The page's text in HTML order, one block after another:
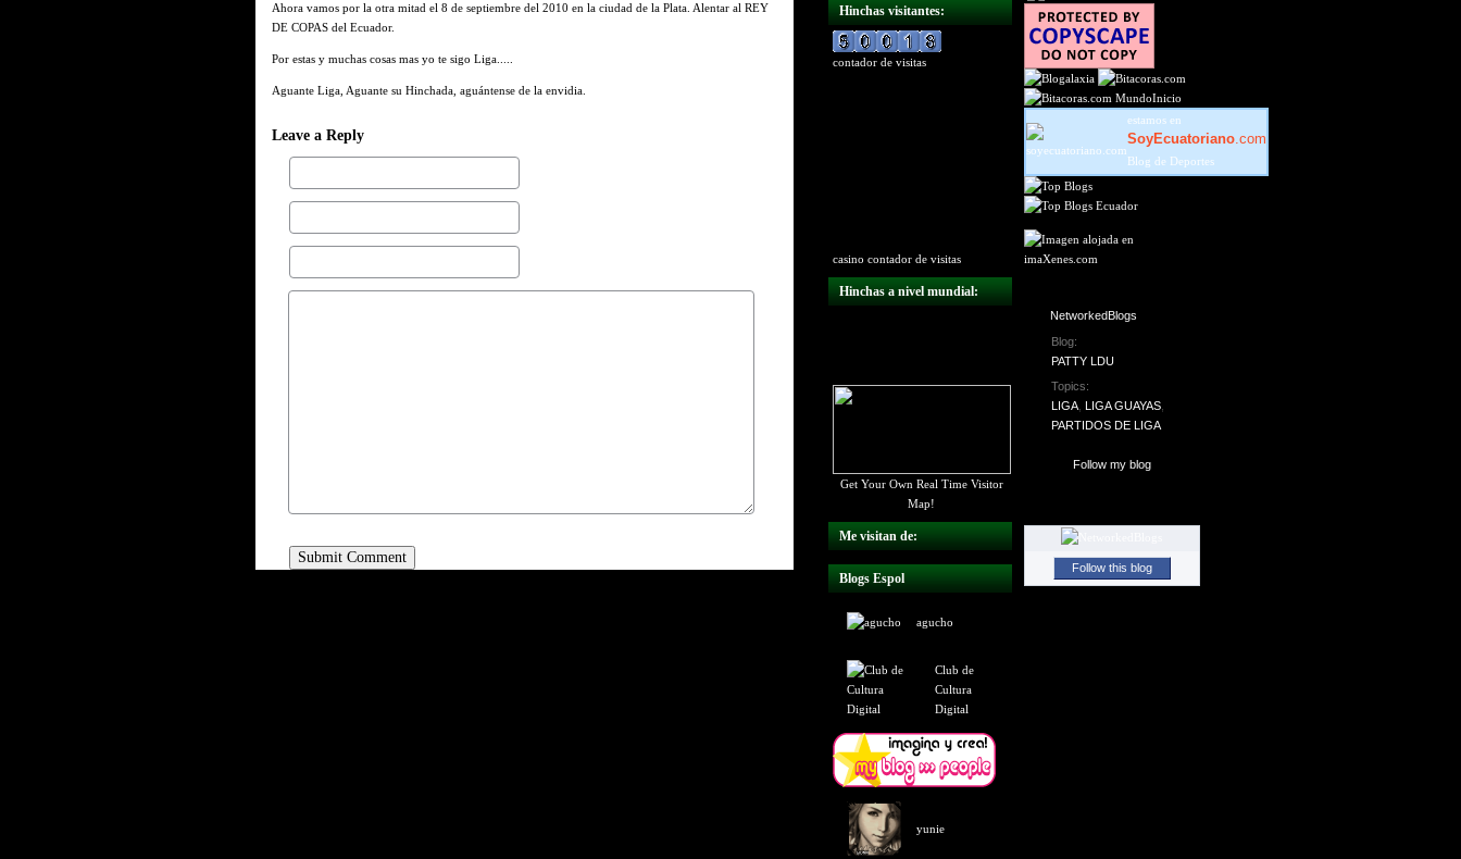
Ahora vamos por la otra mitad el 8 de septiembre del 2010 en la ciudad de la Plata. Alentar al REY
DE COPAS del Ecuador.
Por estas y muchas cosas mas yo te sigo Liga.....
Aguante Liga, Aguante su Hinchada, aguántense de la envidia.
Leave a Reply
Hinchas visitantes:
contador de visitas
casino contador de visitas
Hinchas a nivel mundial:
Get Your Own Real Time Visitor
Map!
Me visitan de:
Blogs Espol
agucho
Club de
Cultura
Digital
yunie
MundoInicio
estamos en
SoyEcuatoriano.com
Blog de Deportes
NetworkedBlogs
Blog:
PATTY LDU
Topics:
LIGA, LIGA GUAYAS,
PARTIDOS DE LIGA
Follow my blog
Follow this blog